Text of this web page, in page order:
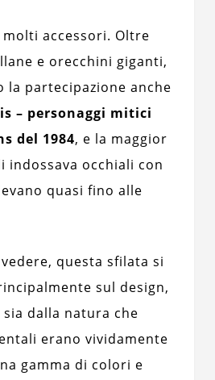
accessori. Oltre
e orecchini giganti,
la partecipazione anche
– personaggi mitici
del 1984, e la maggior
indossava occhiali con
quasi fino alle
questa sfilata si
sul design,
dalla natura che
erano vividamente
gamma di colori e